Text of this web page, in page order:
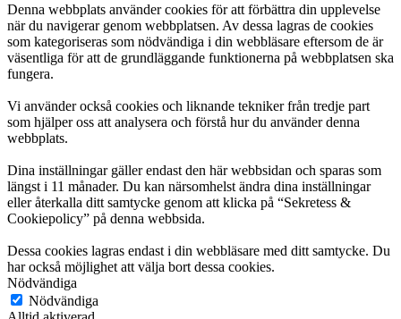
Denna webbplats använder cookies för att förbättra din upplevelse
när du navigerar genom webbplatsen. Av dessa lagras de cookies
som kategoriseras som nödvändiga i din webbläsare eftersom de är
väsentliga för att de grundläggande funktionerna på webbplatsen ska
fungera.
Vi använder också cookies och liknande tekniker från tredje part
som hjälper oss att analysera och förstå hur du använder denna
webbplats.
Dina inställningar gäller endast den här webbsidan och sparas som
längst i 11 månader. Du kan närsomhelst ändra dina inställningar
eller återkalla ditt samtycke genom att klicka på “Sekretess &
Cookiepolicy” på denna webbsida.
Dessa cookies lagras endast i din webbläsare med ditt samtycke. Du
har också möjlighet att välja bort dessa cookies.
Nödvändiga
Nödvändiga